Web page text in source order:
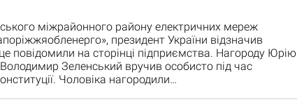
міжрайонного району електричних мереж
президент України відзначив
повідомили на сторінці підприємства. Нагороду Юрію
Зеленський вручив особисто під час
Чоловіка нагородили…